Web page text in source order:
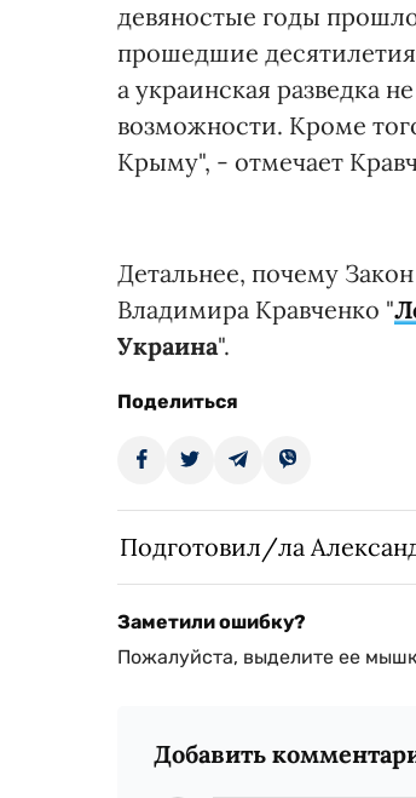
девяностые годы
прошедшие
а украинская разведка
возможности. Кроме
Крыму", - отмечает
Детальнее, почему Закон
Владимира Кравченко "
Украина".
Поделиться
Подготовил/ла
Заметили ошибку?
Пожалуйста, выделите ее
Добавить